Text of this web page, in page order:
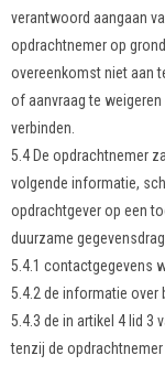
verantwoord aangaan
opdrachtnemer op
overeenkomst niet aan
of aanvraag te
verbinden.
5.4 De opdrachtnemer
volgende informatie,
opdrachtgever op een
duurzame
5.4.1 contactgegevens
5.4.2 de informatie over
5.4.3 de in artikel 4 lid 3
tenzij de